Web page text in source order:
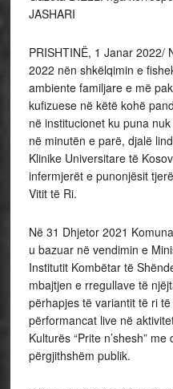
JASHARI
PRISHTINË, 1 Janar 2022/
2022 nën shkëlqimin e
ambiente familjare e më
kufizuese në këtë kohë
në institucionet ku puna
në minutën e parë, djalë
Klinike Universitare të
infermjerët e punonjësit
Vitit të Ri.
Në 31 Dhjetor 2021
u bazuar në vendimin e
Institutit Kombëtar të
mbajtjen e rregullave të
përhapjes të variantit të ri
përformancat live në
Kulturës “Prite n’shesh”
përgjithshëm publik.